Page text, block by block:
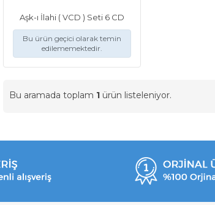
Aşk-ı İlahi ( VCD ) Seti 6 CD
Bu ürün geçici olarak temin
edilememektedir.
Bu aramada toplam 1 ürün listeleniyor.